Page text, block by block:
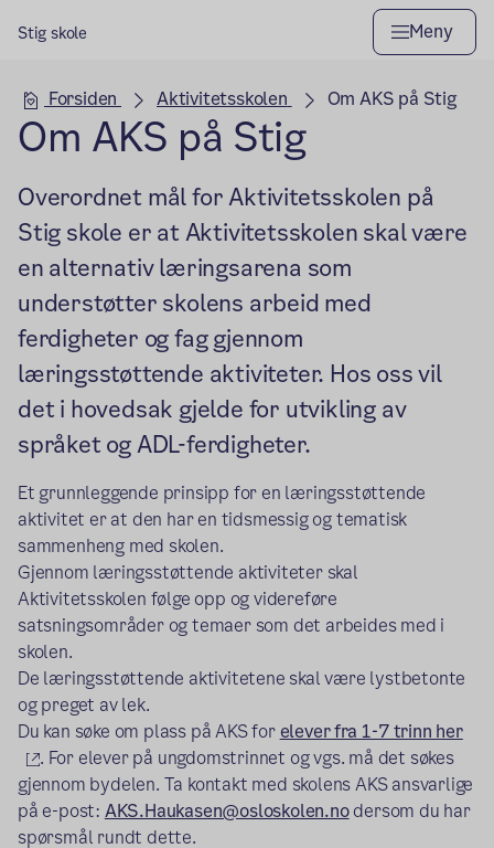
Stig skole Meny
Hovedseksjon
Forsiden Aktivitetsskolen Om AKS på Stig
Om AKS på Stig
Overordnet mål for Aktivitetsskolen på
Stig skole er at Aktivitetsskolen skal være
en alternativ læringsarena som
understøtter skolens arbeid med
ferdigheter og fag gjennom
læringsstøttende aktiviteter. Hos oss vil
det i hovedsak gjelde for utvikling av
språket og ADL-ferdigheter.
Et grunnleggende prinsipp for en læringsstøttende
aktivitet er at den har en tidsmessig og tematisk
sammenheng med skolen.
Gjennom læringsstøttende aktiviteter skal
Aktivitetsskolen følge opp og videreføre
satsningsområder og temaer som det arbeides med i
skolen.
De læringsstøttende aktivitetene skal være lystbetonte
og preget av lek.
Du kan søke om plass på AKS forelever fra 1-7 trinn her
(ekstern lenke)
. For elever på ungdomstrinnet og vgs. må det søkes
gjennom bydelen. Ta kontakt med skolens AKS ansvarlige
på e-post: AKS.Haukasen@osloskolen.nodersom du har
spørsmål rundt dette.